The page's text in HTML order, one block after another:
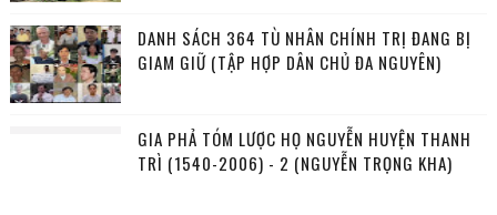
DANH SÁCH 364 TÙ NHÂN CHÍNH TRỊ ĐANG BỊ
GIAM GIỮ (TẬP HỢP DÂN CHỦ ĐA NGUYÊN)
GIA PHẢ TÓM LƯỢC HỌ NGUYỄN HUYỆN THANH
TRÌ (1540-2006) - 2 (NGUYỄN TRỌNG KHA)